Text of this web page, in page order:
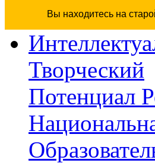
Вы находитесь на
Творческий
Потенциал